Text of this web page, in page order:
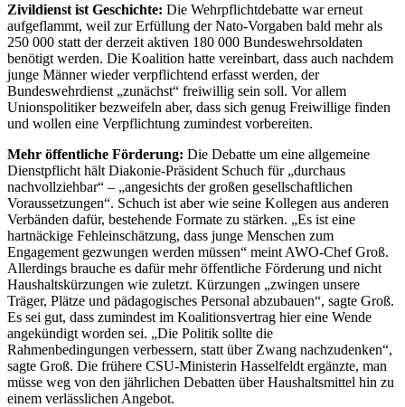
Zivildienst ist Geschichte: Die Wehrpflichtdebatte war erneut
aufgeflammt, weil zur Erfüllung der Nato-Vorgaben bald mehr als
250 000 statt der derzeit aktiven 180 000 Bundeswehrsoldaten
benötigt werden. Die Koalition hatte vereinbart, dass auch nachdem
junge Männer wieder verpflichtend erfasst werden, der
Bundeswehrdienst „zunächst“ freiwillig sein soll. Vor allem
Unionspolitiker bezweifeln aber, dass sich genug Freiwillige finden
und wollen eine Verpflichtung zumindest vorbereiten.
Mehr öffentliche Förderung: Die Debatte um eine allgemeine
Dienstpflicht hält Diakonie-Präsident Schuch für „durchaus
nachvollziehbar“ – „angesichts der großen gesellschaftlichen
Voraussetzungen“. Schuch ist aber wie seine Kollegen aus anderen
Verbänden dafür, bestehende Formate zu stärken. „Es ist eine
hartnäckige Fehleinschätzung, dass junge Menschen zum
Engagement gezwungen werden müssen“ meint AWO-Chef Groß.
Allerdings brauche es dafür mehr öffentliche Förderung und nicht
Haushaltskürzungen wie zuletzt. Kürzungen „zwingen unsere
Träger, Plätze und pädagogisches Personal abzubauen“, sagte Groß.
Es sei gut, dass zumindest im Koalitionsvertrag hier eine Wende
angekündigt worden sei. „Die Politik sollte die
Rahmenbedingungen verbessern, statt über Zwang nachzudenken“,
sagte Groß. Die frühere CSU-Ministerin Hasselfeldt ergänzte, man
müsse weg von den jährlichen Debatten über Haushaltsmittel hin zu
einem verlässlichen Angebot.